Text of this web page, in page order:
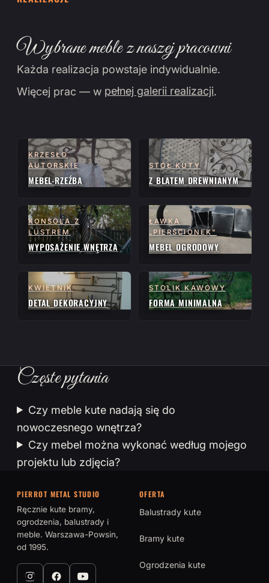
Wybrane meble z naszej pracowni
Każda realizacja powstaje indywidualnie.
Więcej prac — w pełnej galerii realizacji.
KRZESŁO
AUTORSKIE
MEBEL-RZEŹBA
STÓŁ KUTY
Z BLATEM DREWNIANYM
KONSOLA Z
LUSTREM
WYPOSAŻENIE WNĘTRZA
ŁAWKA
„PIERŚCIONEK"
MEBEL OGRODOWY
KWIETNIK
DETAL DEKORACYJNY
STOLIK KAWOWY
FORMA MINIMALNA
Częste pytania
Czy meble kute nadają się do
nowoczesnego wnętrza?
Czy mebel można wykonać według mojego
projektu lub zdjęcia?
PIERROT METAL STUDIO
Ręcznie kute bramy,
ogrodzenia, balustrady i
meble. Warszawa-Powsin,
od 1995.
OFERTA
Balustrady kute
Bramy kute
Ogrodzenia kute